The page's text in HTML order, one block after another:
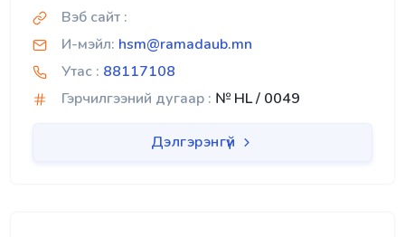
Вэб сайт :
И-мэйл: hsm@ramadaub.mn
Утас : 88117108
Гэрчилгээний дугаар : № HL / 0049
Дэлгэрэнгүй